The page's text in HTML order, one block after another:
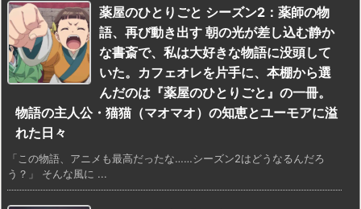
薬屋のひとりごと シーズン2：薬師の物
語、再び動き出す 朝の光が差し込む静か
な書斎で、私は大好きな物語に没頭して
いた。カフェオレを片手に、本棚から選
んだのは『薬屋のひとりごと』の一冊。
物語の主人公・猫猫（マオマオ）の知恵とユーモアに溢
れた日々
「この物語、アニメも最高だったな……シーズン2はどうなるんだろ
う？」 そんな風に ...